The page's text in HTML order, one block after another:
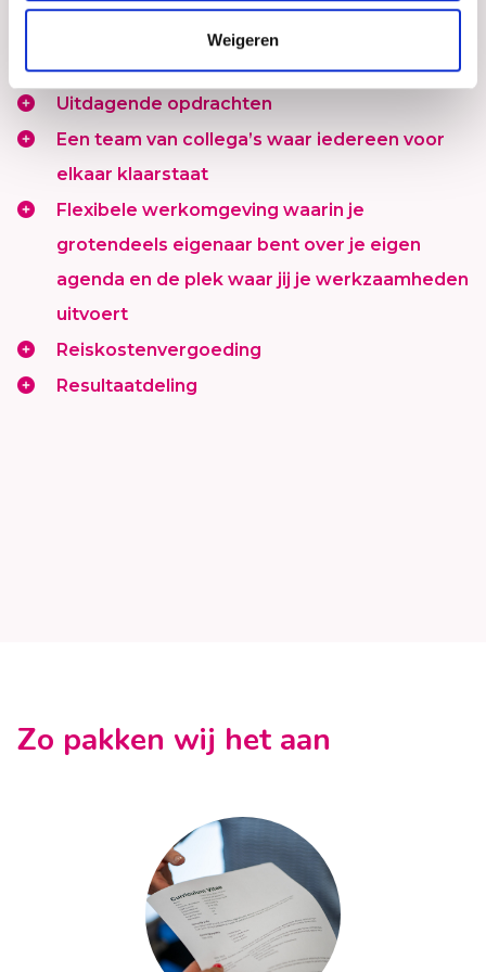
Weigeren
ontwikkeling, teamontwikkeling tot
organisatieontwikkeling
Uitdagende opdrachten
Een team van collega’s waar iedereen voor
elkaar klaarstaat
Flexibele werkomgeving waarin je
grotendeels eigenaar bent over je eigen
agenda en de plek waar jij je werkzaamheden
uitvoert
Reiskostenvergoeding
Resultaatdeling
Zo pakken wij het aan